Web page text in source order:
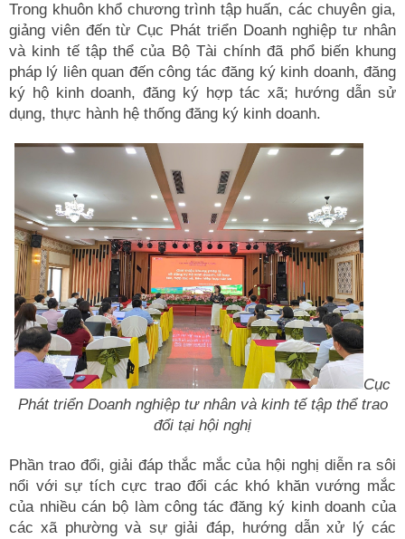
Trong khuôn khổ chương trình tập huấn, các chuyên gia,
giảng viên đến từ Cục Phát triển Doanh nghiệp tư nhân
và kinh tế tập thể của Bộ Tài chính đã phổ biến khung
pháp lý liên quan đến công tác đăng ký kinh doanh, đăng
ký hộ kinh doanh, đăng ký hợp tác xã; hướng dẫn sử
dụng, thực hành hệ thống đăng ký kinh doanh.
Cục
Phát triển Doanh nghiệp tư nhân và kinh tế tập thể trao
đổi tại hội nghị
Phần trao đổi, giải đáp thắc mắc của hội nghị diễn ra sôi
nổi với sự tích cực trao đổi các khó khăn vướng mắc
của nhiều cán bộ làm công tác đăng ký kinh doanh của
các xã phường và sự giải đáp, hướng dẫn xử lý các